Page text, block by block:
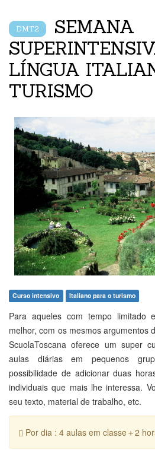
DMT2
SEMANA
LÍNGUA
TURISMO
Curso intensivo Italiano para o turismo
Para aqueles com tempo limitado
melhor, com os mesmos argumentos
ScuolaToscana oferece um super
aulas diárias em pequenos
possibilidade de adicionar duas
individuais que mais lhe interessa.
seu texto, material de trabalho, etc.
Por dia : 4 aulas em classe＋2